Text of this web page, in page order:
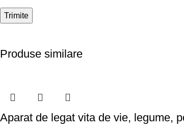
Produse similare
Aparat de legat vita de vie, legume,